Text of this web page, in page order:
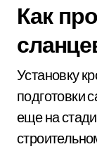
Как
Установку
подготовки
еще на